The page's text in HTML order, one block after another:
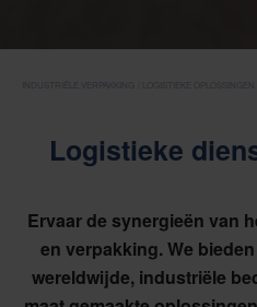
INDUSTRIËLE VERPAKKING
Logistieke
Ervaar de synergieën van
en verpakking. We
wereldwijde, industriële